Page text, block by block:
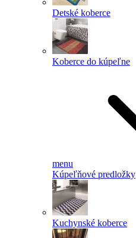
Detské koberce
Koberce do kúpeľne
menu
Kúpeľňové predložky
Kuchynské koberce